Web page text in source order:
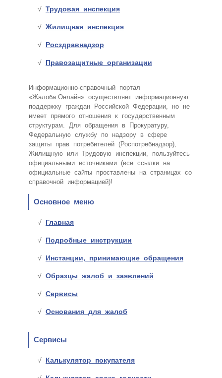
Трудовая инспекция
Жилищная инспекция
Росздравнадзор
Правозащитные организации
Информационно-справочный портал
«Жалоба.Онлайн» осуществляет информационную
поддержку граждан Российской Федерации, но не
имеет прямого отношения к государственным
структурам. Для обращения в Прокуратуру,
Федеральную службу по надзору в сфере
защиты прав потребителей (Роспотребнадзор),
Жилищную или Трудовую инспекции, пользуйтесь
официальными источниками (все ссылки на
официальные сайты проставлены на страницах со
справочной информацией)!
Основное меню
Главная
Подробные инструкции
Инстанции, принимающие обращения
Образцы жалоб и заявлений
Сервисы
Основания для жалоб
Сервисы
Калькулятор покупателя